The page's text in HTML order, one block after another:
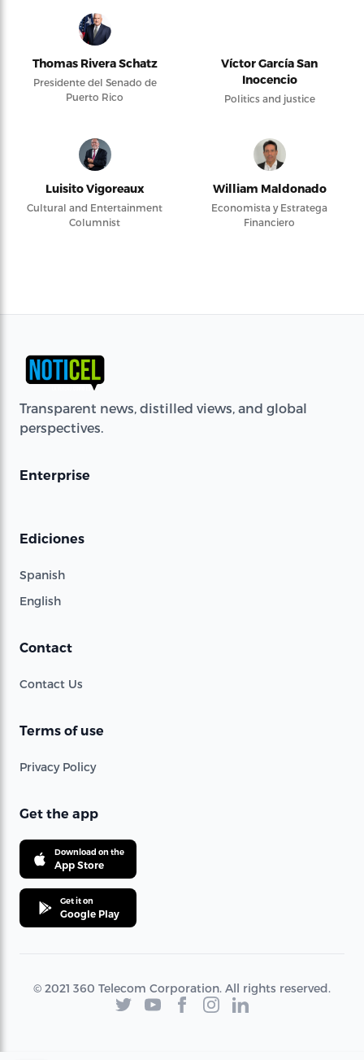
Thomas Rivera Schatz
Presidente del Senado de
Puerto Rico
Víctor García San
Inocencio
Politics and justice
Luisito Vigoreaux
Cultural and Entertainment
Columnist
William Maldonado
Economista y Estratega
Financiero
Transparent news, distilled views, and global
perspectives.
Enterprise
Ediciones
Spanish
English
Contact
Contact Us
Terms of use
Privacy Policy
Get the app
Download on the
App Store
Get it on
Google Play
© 2021 360 Telecom Corporation. All rights reserved.